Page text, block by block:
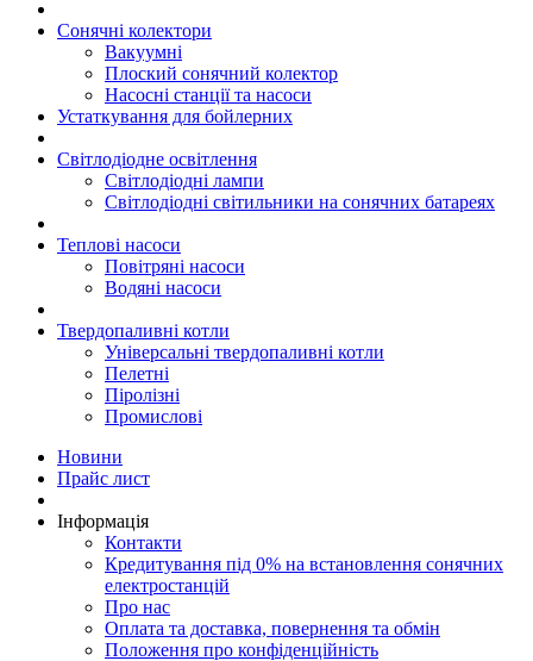
Сонячні колектори
Вакуумні
Плоский сонячний колектор
Насосні станції та насоси
Устаткування для бойлерних
Світлодіодне освітлення
Світлодіодні лампи
Світлодіодні світильники на сонячних батареях
Теплові насоси
Повітряні насоси
Водяні насоси
Твердопаливні котли
Універсальні твердопаливні котли
Пелетні
Піролізні
Промислові
Новини
Прайс лист
Інформація
Контакти
Кредитування під 0% на встановлення сонячних
електростанцій
Про нас
Оплата та доставка, повернення та обмін
Положення про конфіденційність